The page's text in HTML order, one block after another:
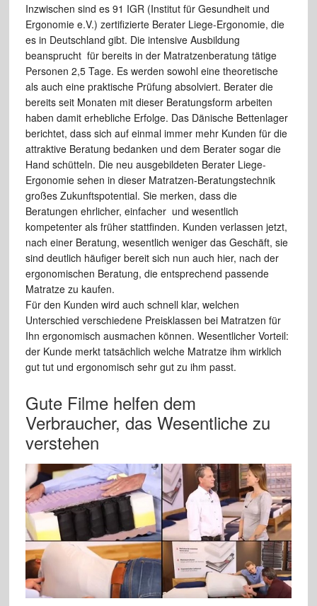
Inzwischen sind es 91 IGR (Institut für Gesundheit und
Ergonomie e.V.) zertifizierte Berater Liege-Ergonomie, die
es in Deutschland gibt. Die intensive Ausbildung
beansprucht für bereits in der Matratzenberatung tätige
Personen 2,5 Tage. Es werden sowohl eine theoretische
als auch eine praktische Prüfung absolviert. Berater die
bereits seit Monaten mit dieser Beratungsform arbeiten
haben damit erhebliche Erfolge. Das Dänische Bettenlager
berichtet, dass sich auf einmal immer mehr Kunden für die
attraktive Beratung bedanken und dem Berater sogar die
Hand schütteln. Die neu ausgebildeten Berater Liege-
Ergonomie sehen in dieser Matratzen-Beratungstechnik
großes Zukunftspotential. Sie merken, dass die
Beratungen ehrlicher, einfacher und wesentlich
kompetenter als früher stattfinden. Kunden verlassen jetzt,
nach einer Beratung, wesentlich weniger das Geschäft, sie
sind deutlich häufiger bereit sich nun auch hier, nach der
ergonomischen Beratung, die entsprechend passende
Matratze zu kaufen.
Für den Kunden wird auch schnell klar, welchen
Unterschied verschiedene Preisklassen bei Matratzen für
Ihn ergonomisch ausmachen können. Wesentlicher Vorteil:
der Kunde merkt tatsächlich welche Matratze ihm wirklich
gut tut und ergonomisch sehr gut zu ihm passt.
Gute Filme helfen dem
Verbraucher, das Wesentliche zu
verstehen